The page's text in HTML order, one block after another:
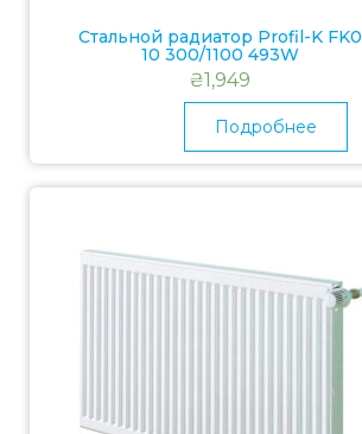
Стальной радиатор Profil-K FK0
10 300/1100 493W
₴1,949
Подробнее